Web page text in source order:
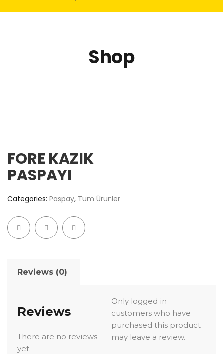
Shop
FORE KAZIK
PASPAYI
Categories: Paspay, Tüm Ürünler
Reviews (0)
Reviews
There are no reviews
yet.
Only logged in
customers who have
purchased this product
may leave a review.